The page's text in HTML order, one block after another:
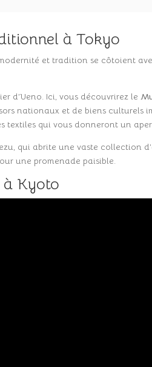
à Tokyo
et tradition se côtoient
d’Ueno. Ici, vous découvrirez le
nationaux et de biens culturels
textiles qui vous donneront un
qui abrite une vaste collection
une promenade paisible.
à Kyoto